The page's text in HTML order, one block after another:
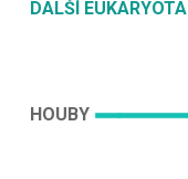
DALŠÍ EUKARYOTA
HOUBY